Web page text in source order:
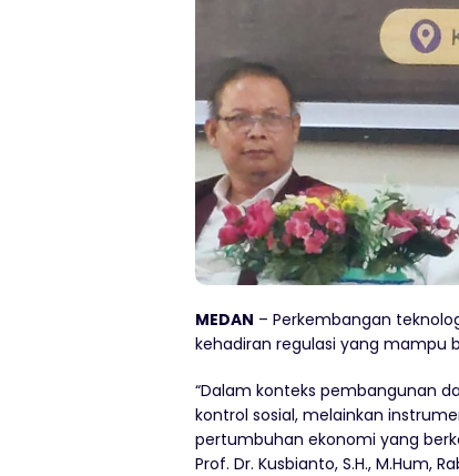
MEDAN – Perkembangan
kehadiran regulasi yang mampu
“Dalam konteks pembangunan
kontrol sosial, melainkan
pertumbuhan ekonomi yang
Prof. Dr. Kusbianto, S.H., M.Hum,